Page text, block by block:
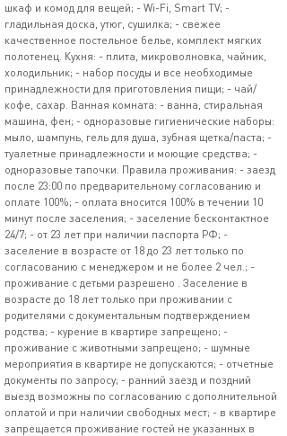
шкаф и комод для вещей; - Wi-Fi, Smart TV; -
гладильная доска, утюг, сушилка; - свежее
качественное постельное белье, комплект мягких
полотенец. Кухня: - плита, микроволновка, чайник,
холодильник; - набор посуды и все необходимые
принадлежности для приготовления пищи; - чай/
кофе, сахар. Ванная комната: - ванна, стиральная
машина, фен; - одноразовые гигиенические наборы:
мыло, шампунь, гель для душа, зубная щетка/паста; -
туалетные принадлежности и моющие средства; -
одноразовые тапочки. Правила проживания: - заезд
после 23:00 по предварительному согласованию и
оплате 100%; - оплата вносится 100% в течении 10
минут после заселения; - заселение бесконтактное
24/7; - от 23 лет при наличии паспорта РФ; -
заселение в возрасте от 18 до 23 лет только по
согласованию с менеджером и не более 2 чел.; -
проживание с детьми разрешено . Заселение в
возрасте до 18 лет только при проживании с
родителями с документальным подтверждением
родства; - курение в квартире запрещено; -
проживание с животными запрещено; - шумные
мероприятия в квартире не допускаются; - отчетные
документы по запросу; - ранний заезд и поздний
выезд возможны по согласованию с дополнительной
оплатой и при наличии свободных мест; - в квартире
запрещается проживание гостей не указанных в